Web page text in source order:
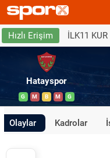
Hızlı Erişim İLK11 KUR
Hatayspor
G M B M G
Olaylar Kadrolar